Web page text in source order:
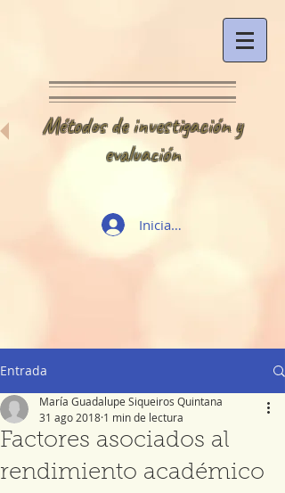
Métodos de investigación y
evaluación
Iniciar sesión
Entrada
Factores asociados al
rendimiento académico
María Guadalupe Siqueiros Quintana
31 ago 2018 1 min de lectura